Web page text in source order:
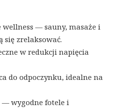
wellness — sauny, masaże i
się zrelaksować.
w redukcji napięcia
do odpoczynku, idealne na
— wygodne fotele i